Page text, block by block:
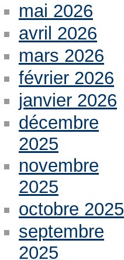
mai 2026
avril 2026
mars 2026
février 2026
janvier 2026
décembre
2025
novembre
2025
octobre 2025
septembre
2025